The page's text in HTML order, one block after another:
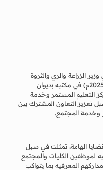
الزراعة والري والثروة
السمكية صباح اليوم الأربعاء (7 مايو 2025م) في مكتبه بديوان
التعليم المستمر وخدمة
تعزيز التعاون المشترك بين
وخدمة المجتمع.
الهامة، تمثلت في سبل
لموظفين الكليات والمجتمع
المعرفيه بما يتواكب